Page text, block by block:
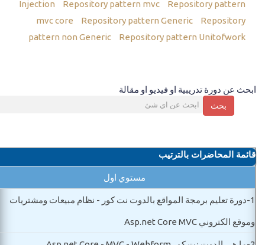
Injection
Repository pattern mvc
Repository pattern
mvc core
Repository pattern Generic
Repository
pattern non Generic
Repository pattern Unitofwork
ابحث عن دورة تدريبية او فيديو او مقالة
بحث
قائمة المحاضرات بالترتيب
مستوي اول
1- دورة تعليم برمجة المواقع بالدوت نت كور - نظام مبيعات ومشتريات
وموقع الكتروني Asp.net Core MVC